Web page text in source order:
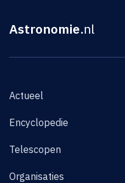
Astronomie.nl
Actueel
Encyclopedie
Telescopen
Organisaties